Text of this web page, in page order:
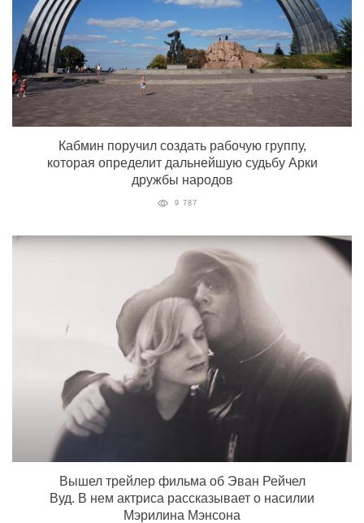
Кабмин поручил создать рабочую группу,
которая определит дальнейшую судьбу Арки
дружбы народов
9 787
Вышел трейлер фильма об Эван Рейчел
Вуд. В нем актриса рассказывает о насилии
Мэрилина Мэнсона